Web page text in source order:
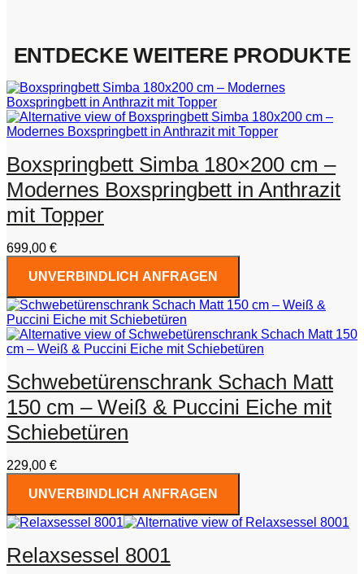
ENTDECKE WEITERE PRODUKTE
Boxspringbett Simba 180×200 cm –
Modernes Boxspringbett in Anthrazit
mit Topper
699,00 €
UNVERBINDLICH ANFRAGEN
Schwebetürenschrank Schach Matt
150 cm – Weiß & Puccini Eiche mit
Schiebetüren
229,00 €
UNVERBINDLICH ANFRAGEN
Relaxsessel 8001